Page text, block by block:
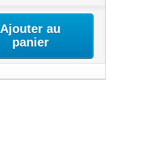
Ajouter au
panier